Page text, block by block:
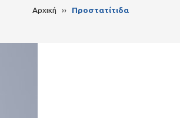
Αρχική ›› Προστατίτιδα